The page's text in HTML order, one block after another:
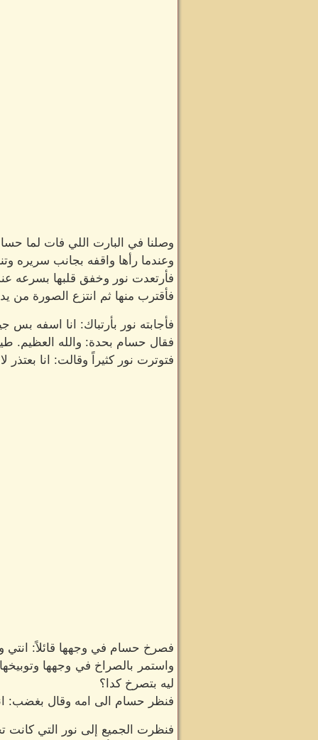
وصلنا في البارت اللي فات لما
وعندما رأها واقفه بجانب سريره
فأرتعدت نور وخفق قلبها بسرعه
فأقترب منها ثم انتزع الصورة
فأجابته نور بأرتباك: انا اسفه بس
فقال حسام بحدة: والله العظيم.
فتوترت نور كثيراً وقالت: انا
فصرخ حسام في وجهها قائلاً:
واستمر بالصراخ في وجهها
ليه بتصرخ كدا؟
فنظر حسام الى امه وقال بغضب:
فنظرت الجميع إلى نور التي كانت